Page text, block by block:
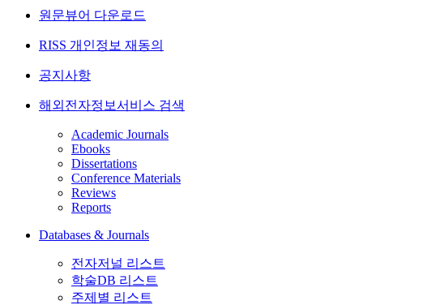
원문뷰어 다운로드
RISS 개인정보 재동의
공지사항
해외전자정보서비스 검색
Academic Journals
Ebooks
Dissertations
Conference Materials
Reviews
Reports
Databases & Journals
전자저널 리스트
학술DB 리스트
주제별 리스트